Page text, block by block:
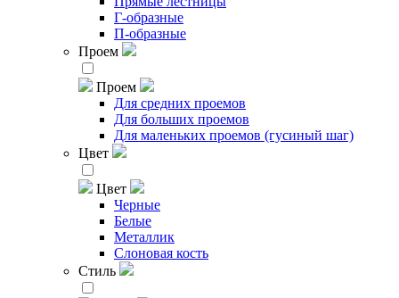
Г-образные
П-образные
Проем
Проем
Для средних проемов
Для больших проемов
Для маленьких проемов (гусиный шаг)
Цвет
Цвет
Черные
Белые
Металлик
Слоновая кость
Стиль